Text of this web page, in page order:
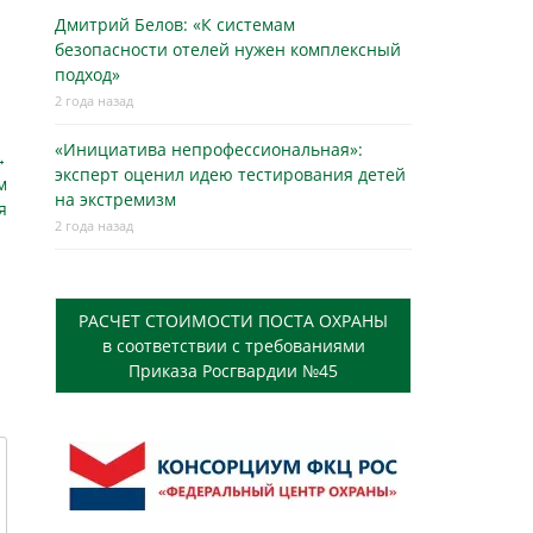
Дмитрий Белов: «К системам
безопасности отелей нужен комплексный
подход»
2 года назад
«Инициатива непрофессиональная»:
эксперт оценил идею тестирования детей
на экстремизм
2 года назад
РАСЧЕТ СТОИМОСТИ ПОСТА ОХРАНЫ
в соответствии с требованиями
Приказа Росгвардии №45